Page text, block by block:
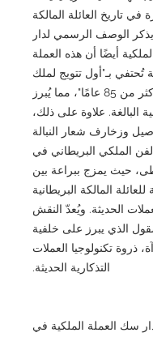
في تاريخ العائلة المالكة
الوصف الرسمي لدار
أيضًا أن هذه العملة
تُحتفي بـ"أول تتويج لملك
بريطاني منذ أكثر من 85 عامًا"، مما يُبرز
البالغة. علاوة على ذلك،
وزخارف شعار النبالة
الملكي البريطاني في
حيث يمزج ببراعة بين
للعائلة المالكة البريطانية
الحديثة. ويُعدّ النقش
الذي يبرز على خلفية
ذروة تكنولوجيا العملات
التذكارية الحديثة.
سك العملة الملكية في